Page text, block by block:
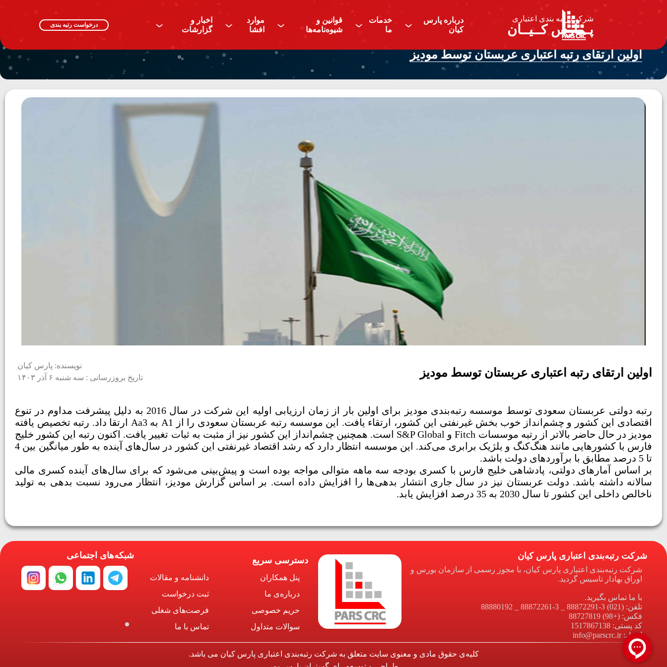
شرکت رتبه بندی اعتباری
پـــارس کــیــان
درباره پارس
کیان
^
خدمات
ما
^
قوانین و
شیوه‌نامه‌ها
^
موارد
افشا
^
اخبار و
گزارشات
^ درخواست رتبه بندی
اولین ارتقای رتبه اعتباری عربستان توسط مودیز
اولین ارتقای رتبه اعتباری عربستان توسط مودیز
نویسنده: پارس کیان
تاریخ بروزرسانی : سه شنبه ۶ آذر ۱۴۰۳
رتبه دولتی عربستان سعودی توسط موسسه رتبه‌بندی مودیز برای اولین بار از زمان ارزیابی اولیه این شرکت در سال 2016 به دلیل پیشرفت مداوم در تنوع
اقتصادی این کشور و چشم‌انداز خوب بخش غیرنفتی این کشور، ارتقاء یافت. این موسسه رتبه‌ عربستان سعودی را از A1 به Aa3 ارتقا داد. رتبه تخصیص یافته
مودیز در حال حاضر بالاتر از رتبه موسسات Fitch و S&P Global است. همچنین چشم‌انداز این کشور نیز از مثبت به ثبات تغییر یافت. اکنون رتبه این کشور خلیج
فارس با کشورهایی مانند هنگ‌کنگ و بلژیک برابری می‌کند. این موسسه انتظار دارد که رشد اقتصاد غیرنفتی این کشور در سال‌های آینده به طور میانگین بین 4
تا 5 درصد مطابق با برآوردهای دولت باشد.
بر اساس آمارهای دولتی، پادشاهی خلیج فارس با کسری بودجه سه ماهه متوالی مواجه بوده است و پیش‌بینی می‌شود که برای سال‌های آینده کسری مالی
سالانه داشته باشد. دولت عربستان نیز در سال جاری انتشار بدهی‌ها را افزایش داده است. بر اساس گزارش مودیز، انتظار می‌رود نسبت بدهی به تولید
ناخالص داخلی این کشور تا سال 2030 به 35 درصد افزایش یابد.
شرکت رتبه‌بندی اعتباری پارس کیان
شرکت رتبه‌بندی اعتباری پارس کیان، با مجوز رسمی از سازمان بورس و
اوراق بهادار تاسیس گردید.
با ما تماس بگیرید.
تلفن: (021) 3-88872291 _ 3-88872261 _ 88880192
فکس: (+98) 88727819
کد پستی: 1517867138
ایمیل: info@parscrc.ir
دسترسی سریع
پنل همکاران
درباره‌ی ما
حریم خصوصی
سوالات متداول
دانشنامه و مقالات
ثبت درخواست
فرصت‌های شغلی
تماس با ما
شبکه‌های اجتماعی
کلیه‌ی حقوق مادی و معنوی سایت متعلق به شرکت رتبه‌بندی اعتباری پارس کیان می باشد.